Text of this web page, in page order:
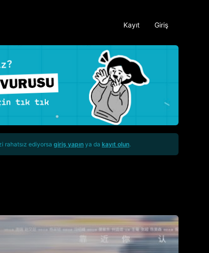
Kayıt Giriş
rahatsız ediyorsa giriş yapın ya da kayıt olun.